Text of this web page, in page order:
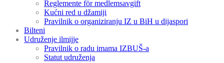
Reglemente för medlemsavgift
Kućni red u džamiji
Pravilnik o organiziranju IZ u BiH u dijaspori
Bilteni
Udruženje ilmijje
Pravilnik o radu imama IZBUŠ-a
Statut udruženja